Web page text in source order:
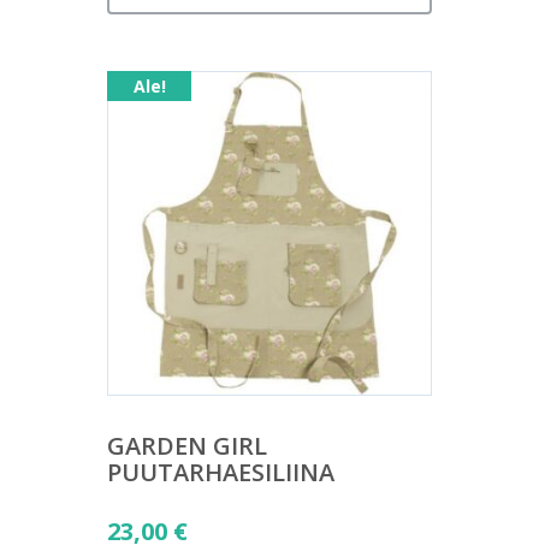
on:
Ale!
GARDEN GIRL
PUUTARHAESILIINA
Alkuperäinen
23,00 €